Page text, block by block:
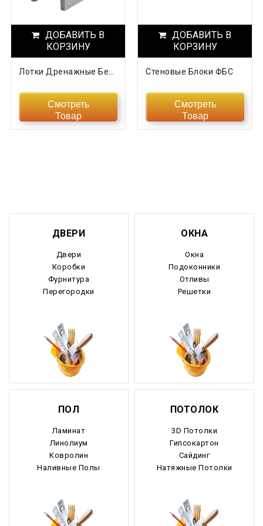
Новгородская область
Новосибирская область
Оренбургская область
Приморский край
Ростовская область
Саратовская область
Сахалинская область
Свердловская область
Смоленская область
Таймырский край
ДОБАВИТЬ В
КОРЗИНУ
Смотреть
Товар
ДОБАВИТЬ В
КОРЗИНУ
Стеновые Блоки ФБС
Смотреть
Товар
ДВЕРИ
Двери
Коробки
Фурнитура
Перегородки
ОКНА
Окна
Подоконники
Отливы
Решетки
ПОЛ
Ламинат
Линолиум
Ковролин
Наливные Полы
ПОТОЛОК
3D Потолки
Гипсокартон
Сайдинг
Натяжные Потолки